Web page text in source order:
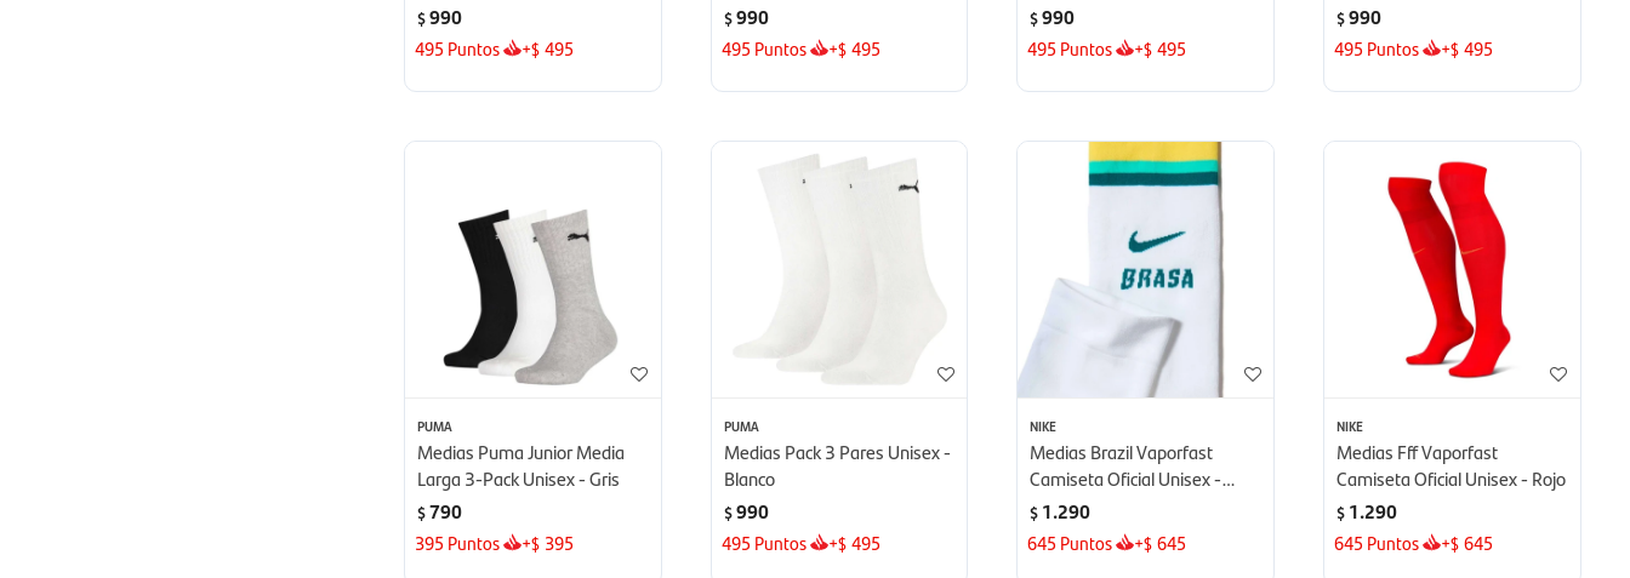
$990
495 Puntos +$ 495
$990
495 Puntos +$ 495
$990
495 Puntos +$ 495
$990
495 Puntos +$ 495
PUMA
Medias Puma Junior Media
Larga 3-Pack Unisex - Gris
$790
395 Puntos +$ 395
PUMA
Medias Pack 3 Pares Unisex -
Blanco
$990
495 Puntos +$ 495
NIKE
Medias Brazil Vaporfast
Camiseta Oficial Unisex -
Blanco
$ 1.290
645 Puntos +$ 645
NIKE
Medias Fff Vaporfast
Camiseta Oficial Unisex - Rojo
$ 1.290
645 Puntos +$ 645